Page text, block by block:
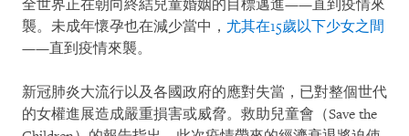
全世界正在朝向終結兒童婚姻的目標邁進——直到疫情來
襲。未成年懷孕也在減少當中， 尤其在15歲以下少女之間
——直到疫情來襲。
新冠肺炎大流行以及各國政府的應對失當，已對整個世代
的女權進展造成嚴重損害或威脅。救助兒童會（Save the